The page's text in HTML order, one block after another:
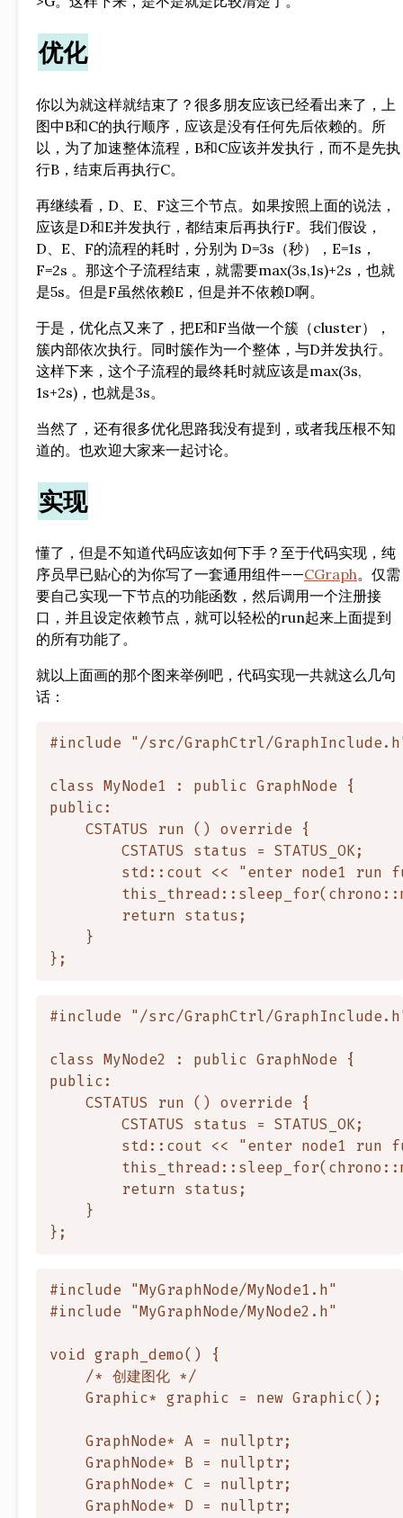
优化
你以为就这样就结束了？很多朋友应该已经看出来了，上
图中B和C的执行顺序，应该是没有任何先后依赖的。所
以，为了加速整体流程，B和C应该并发执行，而不是先执
行B，结束后再执行C。
再继续看，D、E、F这三个节点。如果按照上面的说法，
应该是D和E并发执行，都结束后再执行F。我们假设，
D、E、F的流程的耗时，分别为 D=3s（秒），E=1s，
F=2s 。那这个子流程结束，就需要max(3s,1s)+2s，也就
是5s。但是F虽然依赖E，但是并不依赖D啊。
于是，优化点又来了，把E和F当做一个簇（cluster），
簇内部依次执行。同时簇作为一个整体，与D并发执行。
这样下来，这个子流程的最终耗时就应该是max(3s,
1s+2s)，也就是3s。
当然了，还有很多优化思路我没有提到，或者我压根不知
道的。也欢迎大家来一起讨论。
实现
懂了，但是不知道代码应该如何下手？至于代码实现，纯
序员早已贴心的为你写了一套通用组件——CGraph。仅需
要自己实现一下节点的功能函数，然后调用一个注册接
口，并且设定依赖节点，就可以轻松的run起来上面提到
的所有功能了。
就以上面画的那个图来举例吧，代码实现一共就这么几句
话：
#include "/src/GraphCtrl/
class MyNode1 : public GraphNode {
public:
    CSTATUS run () override {
        CSTATUS status = STATUS_OK;
std::cout << "enter node1 run
        return status;
    }
#include "/src/GraphCtrl/
class MyNode2 : public GraphNode {
public:
    CSTATUS run () override {
        CSTATUS status = STATUS_OK;
std::cout << "enter node1 run
        return status;
    }
#include "MyGraphNode/MyNode1.h"
#include "MyGraphNode/MyNode2.h"
void graph_demo() {
    /* 创建图化 */
    Graphic* graphic = new Graphic();
    GraphNode* A = nullptr;
    GraphNode* B = nullptr;
    GraphNode* C = nullptr;
    GraphNode* D = nullptr;